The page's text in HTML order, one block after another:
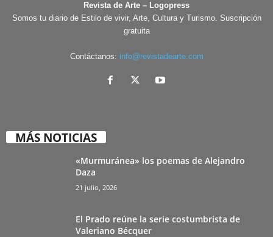
Revista de Arte – Logopress
Somos tu diario de Estilo de vivir, Arte, Cultura y Turismo. Suscripción
gratuita
Contáctanos: info@revistadearte.com
MÁS NOTICIAS
«Murmuránea» los poemas de Alejandro
Daza
21 julio, 2026
El Prado reúne la serie costumbrista de
Valeriano Bécquer